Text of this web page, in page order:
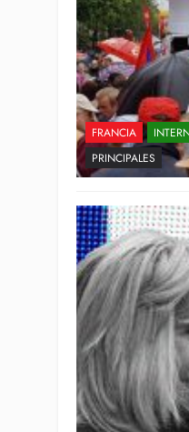
FRANCIA
PRINCIPALES